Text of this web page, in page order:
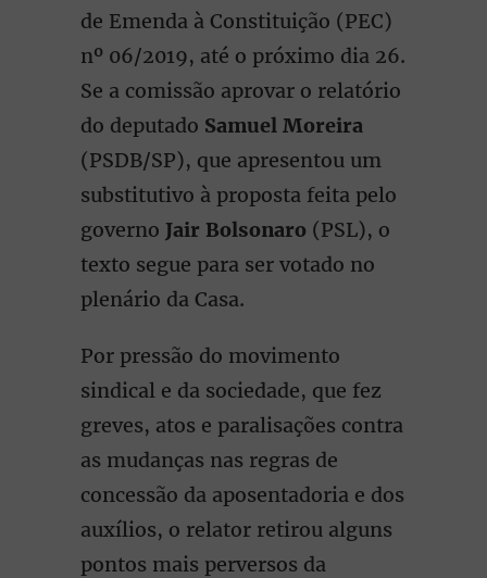
de Emenda à Constituição (PEC)
nº 06/2019, até o próximo dia 26.
Se a comissão aprovar o relatório
do deputado Samuel Moreira
(PSDB/SP), que apresentou um
substitutivo à proposta feita pelo
governo Jair Bolsonaro (PSL), o
texto segue para ser votado no
plenário da Casa.
Por pressão do movimento
sindical e da sociedade, que fez
greves, atos e paralisações contra
as mudanças nas regras de
concessão da aposentadoria e dos
auxílios, o relator retirou alguns
pontos mais perversos da